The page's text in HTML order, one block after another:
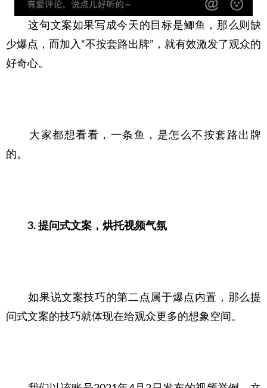
这句文案如果写成今天的目标是鲫鱼，那么则缺
少爆点，而加入“不按套路出牌”，就有效激发了观众的
好奇心。
大家都想看看，一条鱼，是怎么不按套路出牌
的。
3. 提问式文案，烘托视频气氛
如果说文案技巧的第二点属于爆点内置，那么提
问式文案的技巧就体现在给观众更多的想象空间。